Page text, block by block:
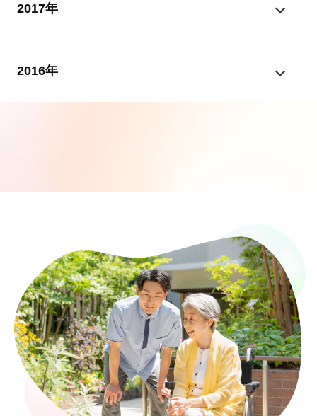
2017年
2016年